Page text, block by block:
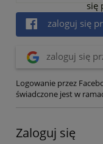
zaloguj się
zaloguj się
Logowanie przez
świadczone jest w
Zaloguj się